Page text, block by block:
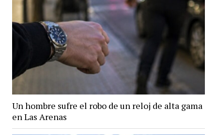
Un hombre sufre el robo de un reloj de alta gama
en Las Arenas